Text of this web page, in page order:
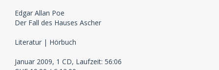
Edgar Allan Poe
Der Fall des Hauses Ascher
Literatur | Hörbuch
Januar 2009, 1 CD, Laufzeit: 56:06